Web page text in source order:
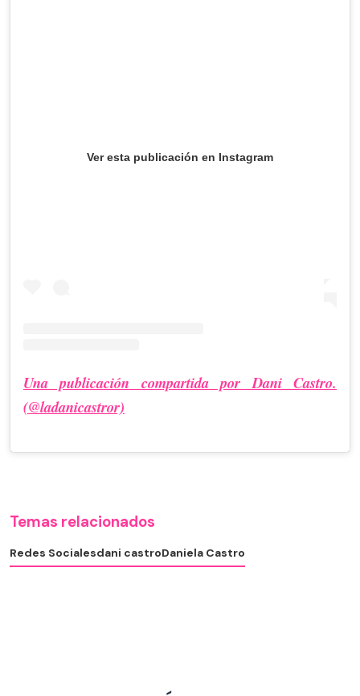
Ver esta publicación en Instagram
Una publicación compartida por Dani Castro.
(@ladanicastror)
Temas relacionados
Redes Socialesdani castroDaniela Castro